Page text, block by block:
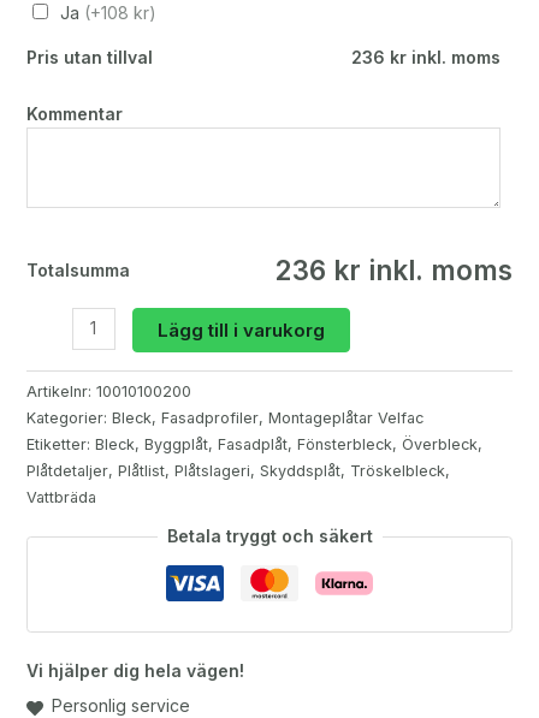
Ja (+108 kr)
Pris utan tillval 236 kr inkl. moms
Kommentar
Totalsumma 236 kr inkl. moms
Fönsterbleck
mängd
Lägg till i varukorg
Artikelnr: 10010100200
Kategorier: Bleck, Fasadprofiler, Montageplåtar Velfac
Etiketter: Bleck, Byggplåt, Fasadplåt, Fönsterbleck, Överbleck,
Plåtdetaljer, Plåtlist, Plåtslageri, Skyddsplåt, Tröskelbleck,
Vattbräda
Betala tryggt och säkert
Vi hjälper dig hela vägen!
Personlig service